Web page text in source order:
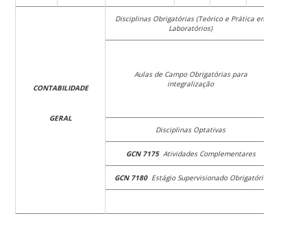
CONTABILIDADE
GERAL
Disciplinas Obrigatórias (Teórico e Prática em
Laboratórios)
Aulas de Campo Obrigatórias para
integralização
Disciplinas Optativas
GCN 7175 Atividades Complementares
GCN 7180Estágio Supervisionado Obrigatório